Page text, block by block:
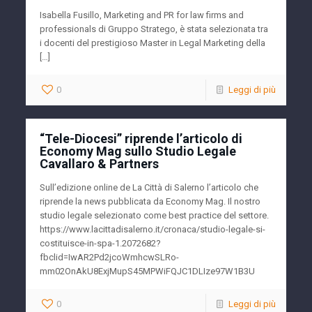
Isabella Fusillo, Marketing and PR for law firms and
professionals di Gruppo Stratego, è stata selezionata tra
i docenti del prestigioso Master in Legal Marketing della
[…]
0 Leggi di più
“Tele-Diocesi” riprende l’articolo di
Economy Mag sullo Studio Legale
Cavallaro & Partners
Sull’edizione online de La Città di Salerno l’articolo che
riprende la news pubblicata da Economy Mag. Il nostro
studio legale selezionato come best practice del settore.
https://www.lacittadisalerno.it/cronaca/studio-legale-si-
costituisce-in-spa-1.2072682?
fbclid=IwAR2Pd2jcoWmhcwSLRo-
mm02OnAkU8ExjMupS45MPWiFQJC1DLIze97W1B3U
0 Leggi di più